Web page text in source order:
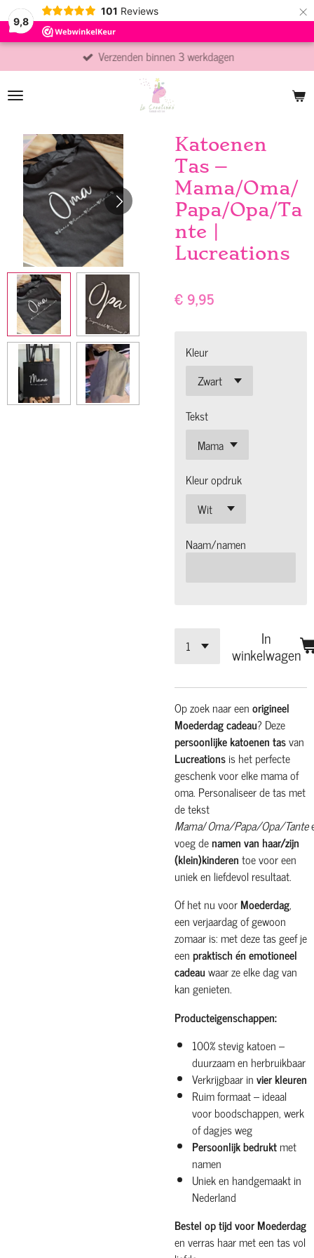
9,8
101 Reviews ×
Verzenden binnen 3 werkdagen
Katoenen
Tas –
Mama/Oma/
Papa/Opa/Ta
nte |
Lucreations
€ 9,95
Kleur
Tekst
Kleur opdruk
Naam/namen
In
winkelwagen
Op zoek naar eenorigineel
Moederdag cadeau? Deze
persoonlijke katoenen tasvan
Lucreationsis het perfecte
geschenk voor elke mama of
oma. Personaliseer de tas met
de tekst
Mama/Oma/Papa/Opa/Tante
voeg denamen van haar/zijn
(klein)kinderentoe voor een
uniek en liefdevol resultaat.
Of het nu voorMoederdag,
een verjaardag of gewoon
zomaar is: met deze tas geef je
een praktisch én emotioneel
cadeauwaar ze elke dag van
kan genieten.
Producteigenschappen:
100% stevig katoen –
duurzaam en herbruikbaar
Verkrijgbaar invier kleuren
Ruim formaat – ideaal
voor boodschappen, werk
of dagjes weg
Persoonlijk bedruktmet
namen
Uniek en handgemaakt in
Nederland
Bestel op tijd voor Moederdag
en verras haar met een tas vol